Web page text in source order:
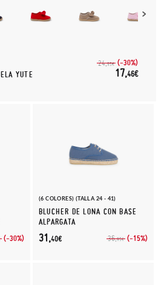
YUTE
24,95€ (-30%)
17,46€
(-30%)
(6 COLORES) (TALLA 24 - 41)
BLUCHER DE LONA CON BASE
ALPARGATA
36,95€ (-15%)
31,40€